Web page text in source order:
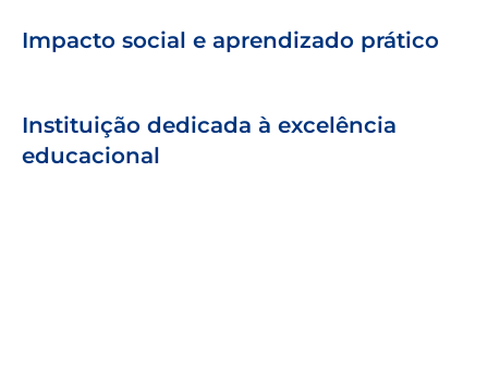
Impacto social e aprendizado prático
Instituição dedicada à excelência
educacional